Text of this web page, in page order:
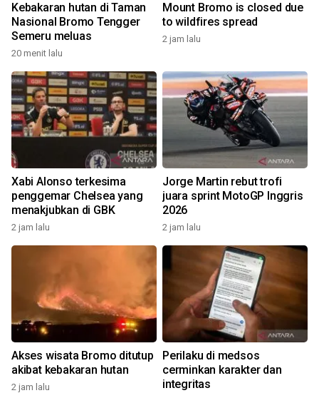
Kebakaran hutan di Taman
Nasional Bromo Tengger
Semeru meluas
20 menit lalu
Mount Bromo is closed due
to wildfires spread
2 jam lalu
Xabi Alonso terkesima
penggemar Chelsea yang
menakjubkan di GBK
2 jam lalu
Jorge Martin rebut trofi
juara sprint MotoGP Inggris
2026
2 jam lalu
Akses wisata Bromo ditutup
akibat kebakaran hutan
2 jam lalu
Perilaku di medsos
cerminkan karakter dan
integritas